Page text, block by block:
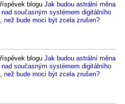
blogu Jak budou astrální měna
současným systémem digitálního
než bude moci být zcela zrušen?
blogu Jak budou astrální měna
současným systémem digitálního
než bude moci být zcela zrušen?